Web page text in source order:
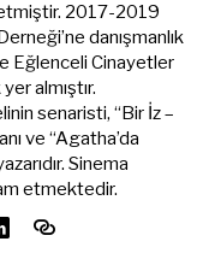
2017-2019
danışmanlık
Eğlenceli Cinayetler
almıştır.
senaristi, “Bir İz –
ve “Agatha’da
Sinema
etmektedir.